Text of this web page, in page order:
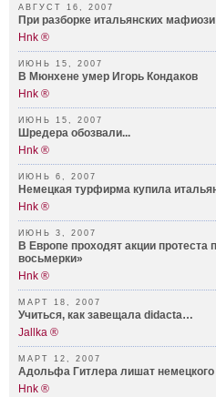
АВГУСТ 16, 2007
При разборке итальянских
Hnk ®
ИЮНЬ 15, 2007
В Мюнхене умер Игорь Кондаков
Hnk ®
ИЮНЬ 15, 2007
Шредера обозвали...
Hnk ®
ИЮНЬ 6, 2007
Немецкая турфирма купила
Hnk ®
ИЮНЬ 3, 2007
В Европе проходят акции
восьмерки»
Hnk ®
МАРТ 18, 2007
Учиться, как завещала didacta…
Jallka ®
МАРТ 12, 2007
Адольфа Гитлера лишат немецкого
Hnk ®